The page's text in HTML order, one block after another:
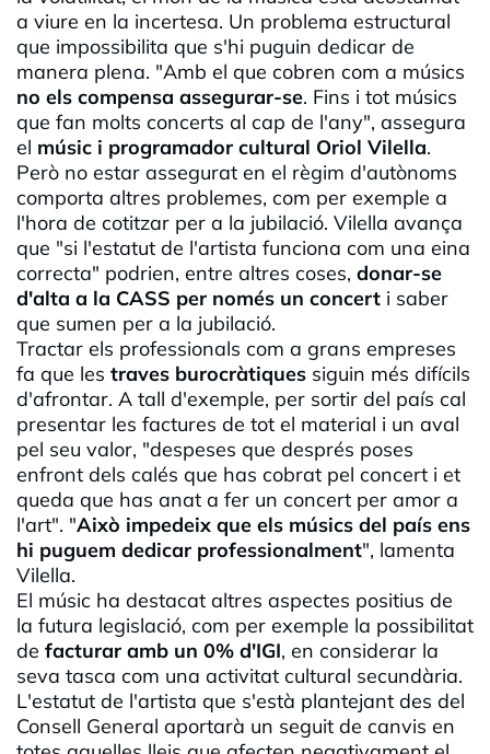
a viure en la incertesa. Un problema estructural
que impossibilita que s'hi puguin dedicar de
manera plena. "Amb el que cobren com a músics
no els compensa assegurar-se. Fins i tot músics
que fan molts concerts al cap de l'any", assegura
el músic i programador cultural Oriol Vilella.
Però no estar assegurat en el règim d'autònoms
comporta altres problemes, com per exemple a
l'hora de cotitzar per a la jubilació. Vilella avança
que "si l'estatut de l'artista funciona com una eina
correcta" podrien, entre altres coses, donar-se
d'alta a la CASS per només un concert i saber
que sumen per a la jubilació.
Tractar els professionals com a grans empreses
fa que les traves burocràtiques siguin més difícils
d'afrontar. A tall d'exemple, per sortir del país cal
presentar les factures de tot el material i un aval
pel seu valor, "despeses que després poses
enfront dels calés que has cobrat pel concert i et
queda que has anat a fer un concert per amor a
l'art". "Això impedeix que els músics del país ens
hi puguem dedicar professionalment", lamenta
Vilella.
El músic ha destacat altres aspectes positius de
la futura legislació, com per exemple la possibilitat
de facturar amb un 0% d'IGI, en considerar la
seva tasca com una activitat cultural secundària.
L'estatut de l'artista que s'està plantejant des del
Consell General aportarà un seguit de canvis en